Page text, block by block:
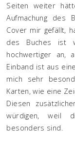
Seiten weiter
Aufmachung des
Cover mir gefällt,
des Buches ist
hochwertiger an,
Einband ist aus
mich sehr
Karten, wie eine
Diesen
würdigen, weil
besonders sind.